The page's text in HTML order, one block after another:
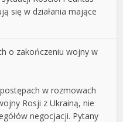
się w działania mające
o zakończeniu wojny w
w rozmowach
Rosji z Ukrainą, nie
negocjacji. Pytany